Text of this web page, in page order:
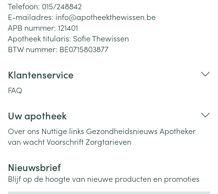
Telefoon: 015/248842
E-mailadres: info@apotheekthewissen.be
APB nummer: 121401
Apotheek titularis: Sofie Thewissen
BTW nummer: BE0715803877
Klantenservice
FAQ
Uw apotheek
Over ons Nuttige links Gezondheidsnieuws Apotheker
van wachtVoorschriftZorgtarieven
Nieuwsbrief
Blijf op de hoogte van nieuwe producten en promoties